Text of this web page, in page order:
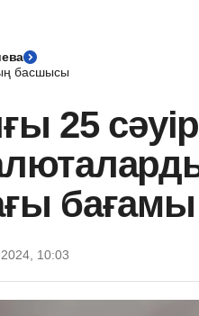
басшысы
25
бағамы
2024, 10:03